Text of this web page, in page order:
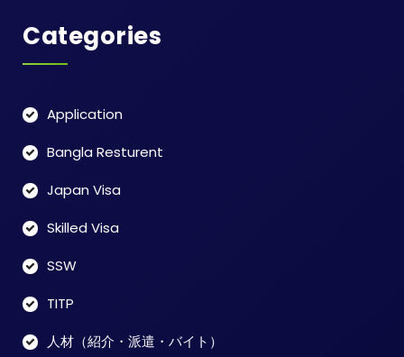
Categories
Application
Bangla Resturent
Japan Visa
Skilled Visa
SSW
TITP
人材（紹介・派遣・バイト）